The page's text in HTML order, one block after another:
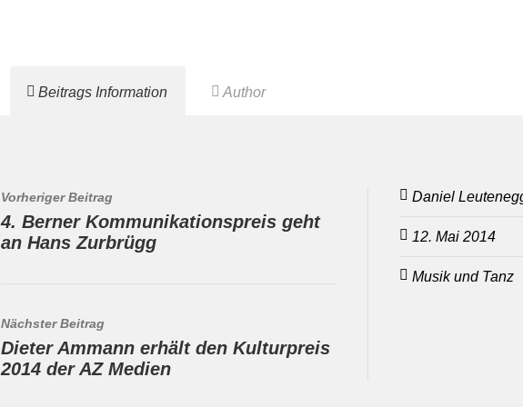
Beitrags Information Author
Daniel
12. Mai 2014
Musik und Tanz
Vorheriger Beitrag
4. Berner Kommunikationspreis geht
an Hans Zurbrügg
Nächster Beitrag
Dieter Ammann erhält den Kulturpreis
2014 der AZ Medien